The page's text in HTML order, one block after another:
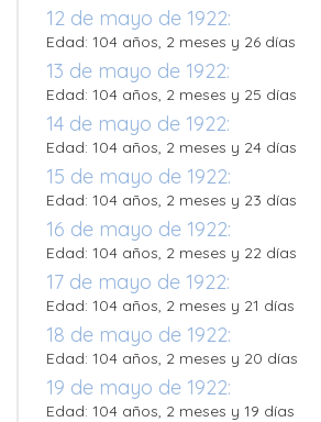
12 de mayo de 1922:
Edad: 104 años, 2 meses y 26 días
13 de mayo de 1922:
Edad: 104 años, 2 meses y 25 días
14 de mayo de 1922:
Edad: 104 años, 2 meses y 24 días
15 de mayo de 1922:
Edad: 104 años, 2 meses y 23 días
16 de mayo de 1922:
Edad: 104 años, 2 meses y 22 días
17 de mayo de 1922:
Edad: 104 años, 2 meses y 21 días
18 de mayo de 1922:
Edad: 104 años, 2 meses y 20 días
19 de mayo de 1922:
Edad: 104 años, 2 meses y 19 días